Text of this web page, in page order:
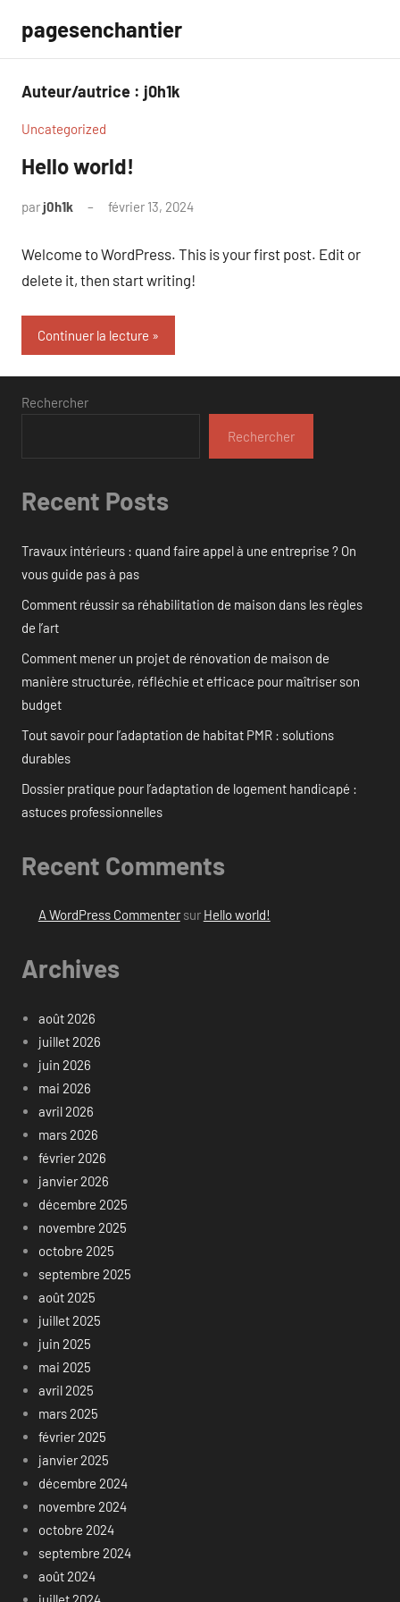
contenu
pagesenchantier
Auteur/autrice : j0h1k
Uncategorized
Hello world!
parj0h1k février 13, 2024
Welcome to WordPress. This is your first post. Edit or
delete it, then start writing!
Continuer la lecture
Rechercher
Rechercher
Recent Posts
Travaux intérieurs : quand faire appel à une entreprise ? On
vous guide pas à pas
Comment réussir sa réhabilitation de maison dans les règles
de l’art
Comment mener un projet de rénovation de maison de
manière structurée, réfléchie et efficace pour maîtriser son
budget
Tout savoir pour l’adaptation de habitat PMR : solutions
durables
Dossier pratique pour l’adaptation de logement handicapé :
astuces professionnelles
Recent Comments
A WordPress Commentersur Hello world!
Archives
août 2026
juillet 2026
juin 2026
mai 2026
avril 2026
mars 2026
février 2026
janvier 2026
décembre 2025
novembre 2025
octobre 2025
septembre 2025
août 2025
juillet 2025
juin 2025
mai 2025
avril 2025
mars 2025
février 2025
janvier 2025
décembre 2024
novembre 2024
octobre 2024
septembre 2024
août 2024